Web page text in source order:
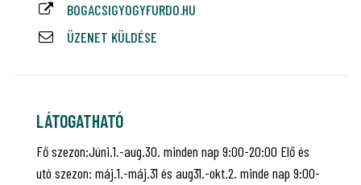
BOGACSIGYOGYFURDO.HU
ÜZENET KÜLDÉSE
LÁTOGATHATÓ
Fő szezon:Júni.1.-aug.30. minden nap 9:00-20:00 Elő és
utó szezon: máj.1.-máj.31 és aug31.-okt.2. minde nap 9:00-